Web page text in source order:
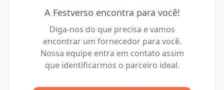
Máximo
A Festverso encontra para você!
Diga-nos do que precisa e vamos
encontrar um fornecedor para você.
Nossa equipe entra em contato assim
que identificarmos o parceiro ideal.